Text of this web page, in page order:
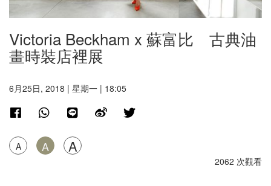
Victoria Beckham x 蘇富比 古典油
畫時裝店裡展
6月25日, 2018 | 星期一 | 18:05
A A A
2062 次觀看